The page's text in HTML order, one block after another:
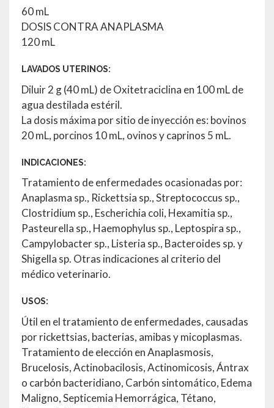
60 mL
DOSIS CONTRA ANAPLASMA
120 mL
LAVADOS UTERINOS:
Diluir 2 g (40 mL) de Oxitetraciclina en 100 mL de
agua destilada estéril.
La dosis máxima por sitio de inyección es: bovinos
20 mL, porcinos 10 mL, ovinos y caprinos 5 mL.
INDICACIONES:
Tratamiento de enfermedades ocasionadas por:
Anaplasma sp., Rickettsia sp., Streptococcus sp.,
Clostridium sp., Escherichia coli, Hexamitia sp.,
Pasteurella sp., Haemophylus sp., Leptospira sp.,
Campylobacter sp., Listeria sp., Bacteroides sp. y
Shigella sp. Otras indicaciones al criterio del
médico veterinario.
USOS:
Útil en el tratamiento de enfermedades, causadas
por rickettsias, bacterias, amibas y micoplasmas.
Tratamiento de elección en Anaplasmosis,
Brucelosis, Actinobacilosis, Actinomicosis, Ántrax
o carbón bacteridiano, Carbón sintomático, Edema
Maligno, Septicemia Hemorrágica, Tétano,